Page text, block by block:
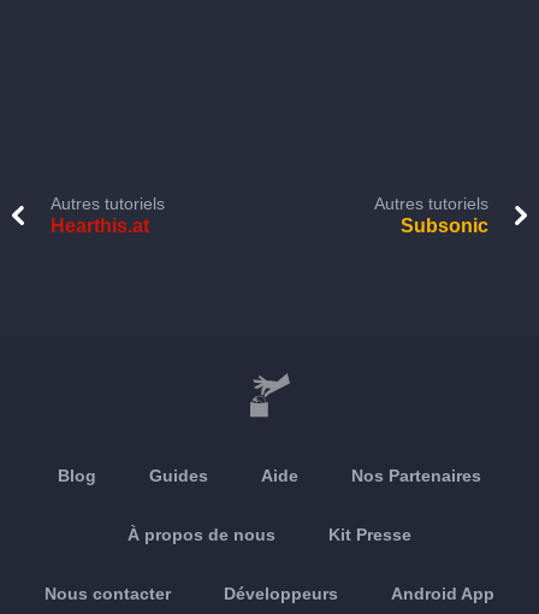
Autres tutoriels
Hearthis.at
Autres tutoriels
Subsonic
Blog Guides Aide Nos Partenaires
À propos de nous Kit Presse
Nous contacter Développeurs Android App